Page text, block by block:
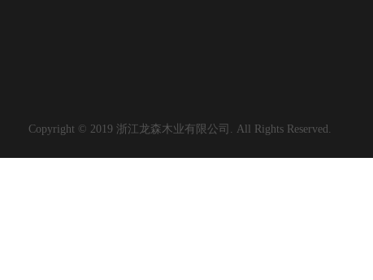
Copyright © 2019 浙江龙森木业有限公司. All Rights Reserved.